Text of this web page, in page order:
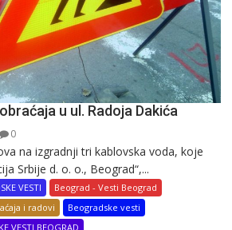
u ul. Radoja Dakića
0
na izgradnji tri kablovska voda, koje
Srbije d. o. o., Beograd“,...
VESTI
Beograd - Vesti Beograd
i radovi
Beogradske vesti
VESTI BEOGRAD